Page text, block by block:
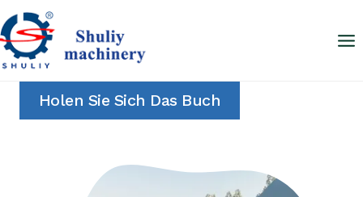
Zum
Inhalt
springen
Holen Sie Sich Das Buch